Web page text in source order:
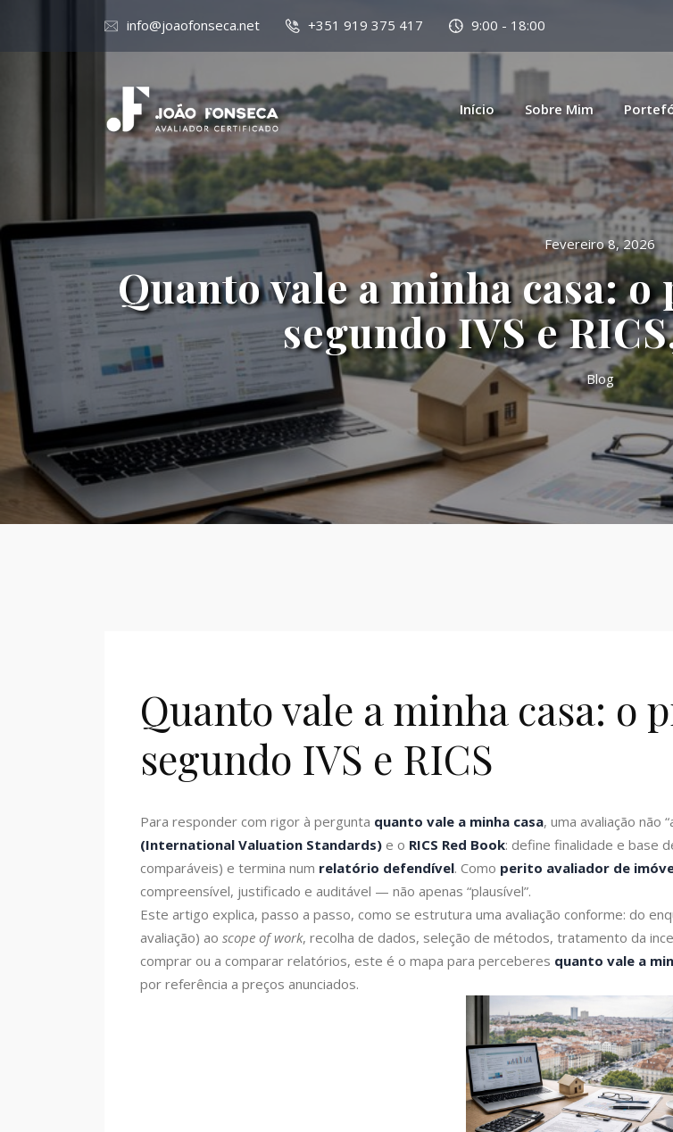
info@joaofonseca.net +351 919 375 417 9:00 - 18:00
Início Sobre Mim
Fevereiro 8, 2026
Quanto vale a minha casa: o
segundo IVS e
Blog
Quanto vale a minha casa: o
segundo IVS e RICS
Para responder com rigor à pergunta quanto vale a minha casa, uma avaliação não
(International Valuation Standards) e o RICS Red Book: define finalidade e base
comparáveis) e termina num relatório defendível. Como perito avaliador de
compreensível, justificado e auditável — não apenas “plausível”.
Este artigo explica, passo a passo, como se estrutura uma avaliação conforme: do
avaliação) ao scope of work, recolha de dados, seleção de métodos, tratamento da
comprar ou a comparar relatórios, este é o mapa para perceberes quanto vale a
por referência a preços anunciados.